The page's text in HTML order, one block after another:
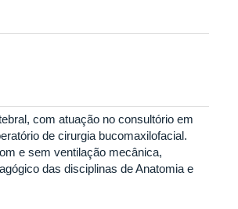
com atuação no consultório em
de cirurgia bucomaxilofacial.
e sem ventilação mecânica,
das disciplinas de Anatomia e